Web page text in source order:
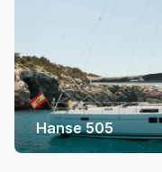
Hanse 505